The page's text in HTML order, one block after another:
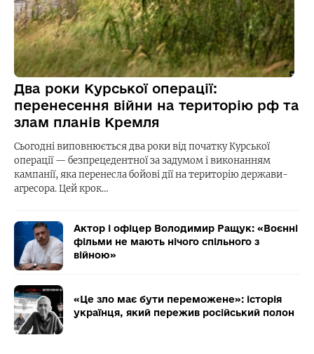
Два роки Курської операції:
перенесення війни на територію рф та
злам планів Кремля
Сьогодні виповнюється два роки від початку Курської
операції — безпрецедентної за задумом і виконанням
кампанії, яка перенесла бойові дії на територію держави-
агресора. Цей крок…
Актор і офіцер Володимир Ращук: «Воєнні
фільми не мають нічого спільного з
війною»
«Це зло має бути переможене»: історія
українця, який пережив російський полон